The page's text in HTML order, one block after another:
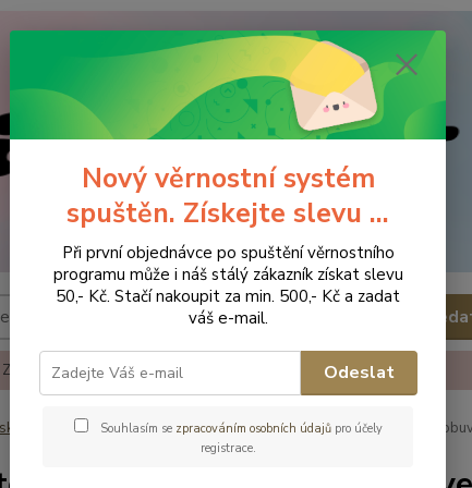
REKLAMACE A VRÁCENÍ ZBOŹÍ KONTAKTY
obuv Obuv letní Obuv letní - vel.19 D.D.Step Dětská
Nový věrnostní systém
spuštěn. Získejte slevu ...
Při první objednávce po spuštění věrnostního
programu může i náš stálý zákazník získat slevu
50,- Kč. Stačí nakoupit za min. 500,- Kč a zadat
váš e-mail.
Odeslat
Souhlasím se zpracováním osobních údajůpro účely
registrace.